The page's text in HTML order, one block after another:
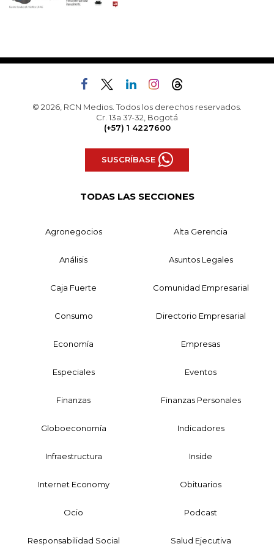
© 2026, RCN Medios. Todos los derechos reservados.
Cr. 13a 37-32, Bogotá
(+57) 1 4227600
SUSCRÍBASE
TODAS LAS SECCIONES
Agronegocios Alta Gerencia
Análisis Asuntos Legales
Caja Fuerte Comunidad Empresarial
Consumo Directorio Empresarial
Economía Empresas
Especiales Eventos
Finanzas Finanzas Personales
Globoeconomía Indicadores
Infraestructura Inside
Internet Economy Obituarios
Ocio Podcast
Responsabilidad Social Salud Ejecutiva